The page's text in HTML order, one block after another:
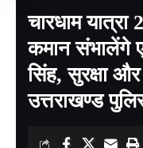
Devbhoomi Media>Blog>
चारधाम
कमान संभालेंगे
सिंह, सुरक्षा
उत्तराखण्ड